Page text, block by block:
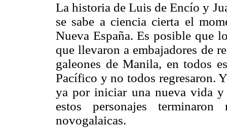
La historia de Luis de Encío y
se sabe a ciencia cierta el
Nueva España. Es posible que
que llevaron a embajadores de
galeones de Manila, en todos
Pacífico y no todos regresaron.
ya por iniciar una nueva vida y
estos personajes
novogalaicas.